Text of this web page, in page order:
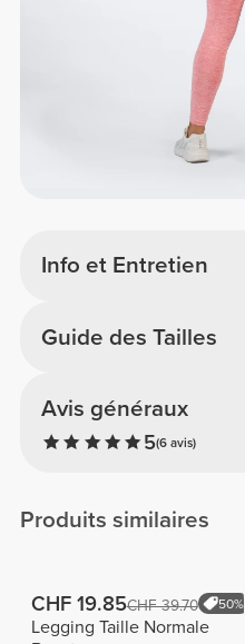
Info et Entretien
Avis généraux
5(6 avis)
Guide des Tailles
Produits similaires
CHF 19.85CHF 39.70 50%
Legging Taille Normale